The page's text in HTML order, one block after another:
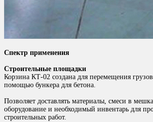
Спектр применения
Строительные площадки
Корзина КТ-02 создана для перемещения
помощью бункера для бетона.
Позволяет доставлять материалы, смеси в
оборудование и необходимый инвентарь для
строительных работ.